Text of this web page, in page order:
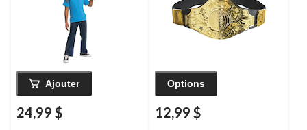
Ajouter
24,99 $
Options
12,99 $